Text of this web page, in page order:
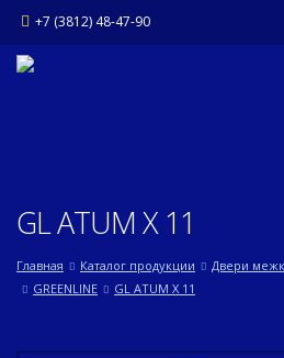
+7 (3812) 48-47-90
GL ATUM X 11
Главная Каталог продукции Двери
GREENLINE
GL ATUM X 11